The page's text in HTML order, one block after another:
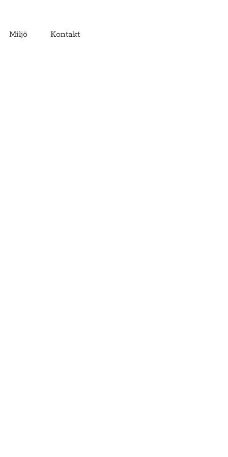
Miljö Kontakt